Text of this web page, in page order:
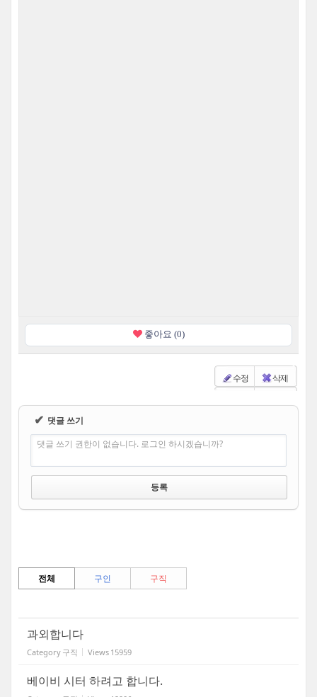
좋아요 (0)
수정 삭제
✔ 댓글 쓰기
댓글 쓰기 권한이 없습니다. 로그인 하시겠습니까?
전체 구인 구직
과외합니다
Category 구직 Views 15959
베이비 시터 하려고 합니다.